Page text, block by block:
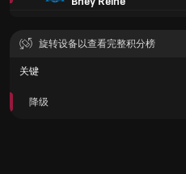
旋转设备以查看完整积分榜
关键
降级